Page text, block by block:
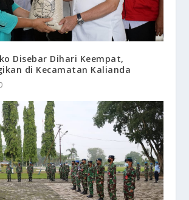
Disebar Dihari Keempat,
di Kecamatan Kalianda